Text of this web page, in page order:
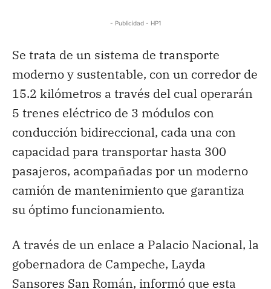
- Publicidad - HP1
Se trata de un sistema de transporte
moderno y sustentable, con un corredor de
15.2 kilómetros a través del cual operarán
5 trenes eléctrico de 3 módulos con
conducción bidireccional, cada una con
capacidad para transportar hasta 300
pasajeros, acompañadas por un moderno
camión de mantenimiento que garantiza
su óptimo funcionamiento.
A través de un enlace a Palacio Nacional, la
gobernadora de Campeche, Layda
Sansores San Román, informó que esta